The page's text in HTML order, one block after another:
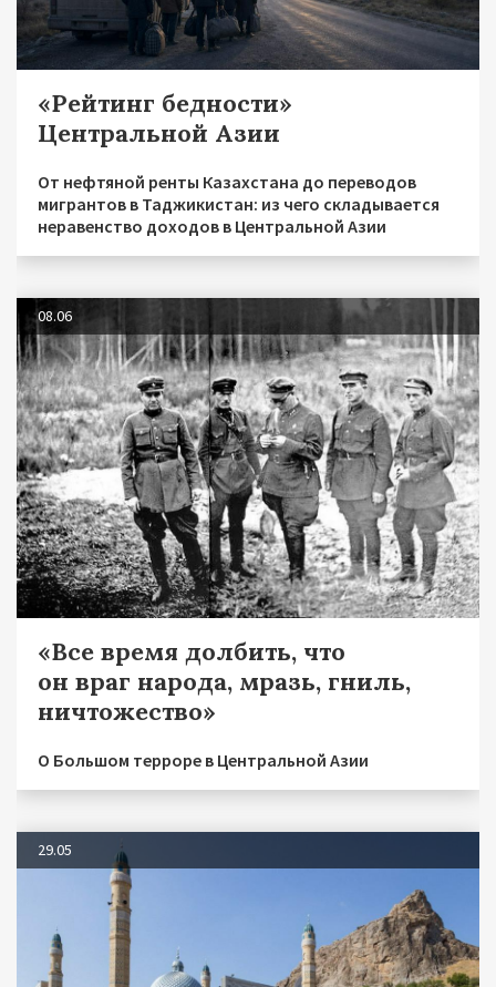
«Рейтинг бедности»
Центральной Азии
От нефтяной ренты Казахстана до переводов
мигрантов в Таджикистан: из чего складывается
неравенство доходов в Центральной Азии
08.06
«Все время долбить, что
он враг народа, мразь, гниль,
ничтожество»
О Большом терроре в Центральной Азии
29.05